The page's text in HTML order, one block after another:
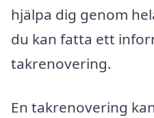
hjälpa dig genom
du kan fatta ett
takrenovering.
En takrenovering